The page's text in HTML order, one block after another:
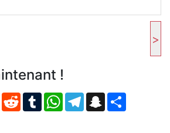
>
!
LinkedIn
RedditTumblrWhatsApp
TelegramSnapchat